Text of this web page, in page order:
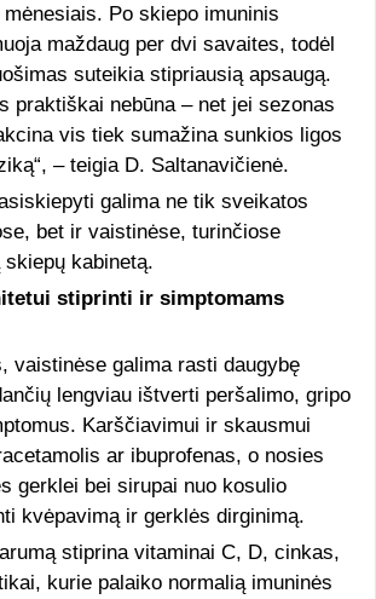
Po skiepo imuninis
maždaug per dvi savaites, todėl
suteikia stipriausią apsaugą.
praktiškai nebūna – net jei sezonas
vis tiek sumažina sunkios ligos
– teigia D. Saltanavičienė.
galima ne tik sveikatos
bet ir vaistinėse, turinčiose
kabinetą.
stiprinti ir simptomams
vaistinėse galima rasti daugybę
lengviau ištverti peršalimo, gripo
Karščiavimui ir skausmui
ar ibuprofenas, o nosies
gerklei bei sirupai nuo kosulio
kvėpavimą ir gerklės dirginimą.
stiprina vitaminai C, D, cinkas,
kurie palaiko normalią imuninės